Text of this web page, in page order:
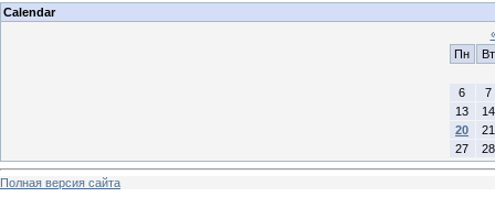
Calendar
Пн
Вт
6
7
13
14
20
21
27
28
Полная версия сайта